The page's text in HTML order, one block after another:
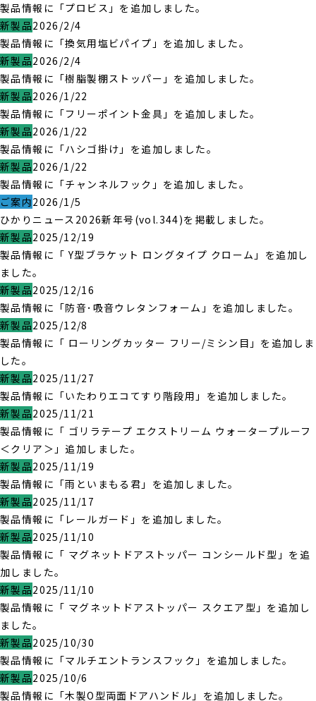
製品情報に「プロビス」を追加しました。
新製品2026/2/4
製品情報に「換気用塩ビパイプ」を追加しました。
新製品2026/2/4
製品情報に「樹脂製棚ストッパー」を追加しました。
新製品2026/1/22
製品情報に「フリーポイント金具」を追加しました。
新製品2026/1/22
製品情報に「ハシゴ掛け」を追加しました。
新製品2026/1/22
製品情報に「チャンネルフック」を追加しました。
ご案内2026/1/5
ひかりニュース2026新年号(vol.344)を掲載しました。
新製品2025/12/19
製品情報に「 Y型ブラケット ロングタイプ クローム」を追加し
ました。
新製品2025/12/16
製品情報に「防音･吸音ウレタンフォーム」を追加しました。
新製品2025/12/8
製品情報に「 ローリングカッター フリー/ミシン目」を追加しま
した。
新製品2025/11/27
製品情報に「いたわりエコてすり階段用」を追加しました。
新製品2025/11/21
製品情報に「 ゴリラテープ エクストリーム ウォータープルーフ
＜クリア＞」追加しました。
新製品2025/11/19
製品情報に「雨といまもる君」を追加しました。
新製品2025/11/17
製品情報に「レールガード」を追加しました。
新製品2025/11/10
製品情報に「 マグネットドアストッパー コンシールド型」を追
加しました。
新製品2025/11/10
製品情報に「 マグネットドアストッパー スクエア型」を追加し
ました。
新製品2025/10/30
製品情報に「マルチエントランスフック」を追加しました。
新製品2025/10/6
製品情報に「木製O型両面ドアハンドル」を追加しました。